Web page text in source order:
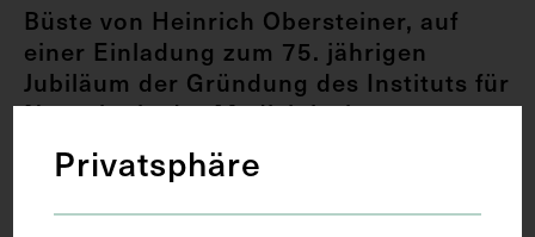
Büste von Heinrich Obersteiner, auf
einer Einladung zum 75. jährigen
Jubiläum der Gründung des Instituts für
Neurologie der Medizinischen
Universität Wien
Privatsphäre